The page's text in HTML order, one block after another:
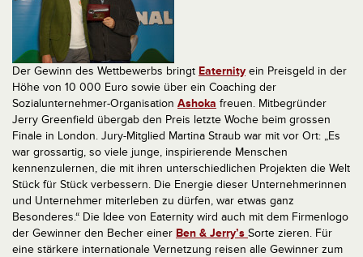
Der Gewinn des Wettbewerbs bringt Eaternity ein Preisgeld in der
Höhe von 10 000 Euro sowie über ein Coaching der
Sozialunternehmer-Organisation Ashoka freuen. Mitbegründer
Jerry Greenfield übergab den Preis letzte Woche beim grossen
Finale in London. Jury-Mitglied Martina Straub war mit vor Ort: „Es
war grossartig, so viele junge, inspirierende Menschen
kennenzulernen, die mit ihren unterschiedlichen Projekten die Welt
Stück für Stück verbessern. Die Energie dieser Unternehmerinnen
und Unternehmer miterleben zu dürfen, war etwas ganz
Besonderes.“ Die Idee von Eaternity wird auch mit dem Firmenlogo
der Gewinner den Becher einer Ben & Jerry’s Sorte zieren. Für
eine stärkere internationale Vernetzung reisen alle Gewinner zum